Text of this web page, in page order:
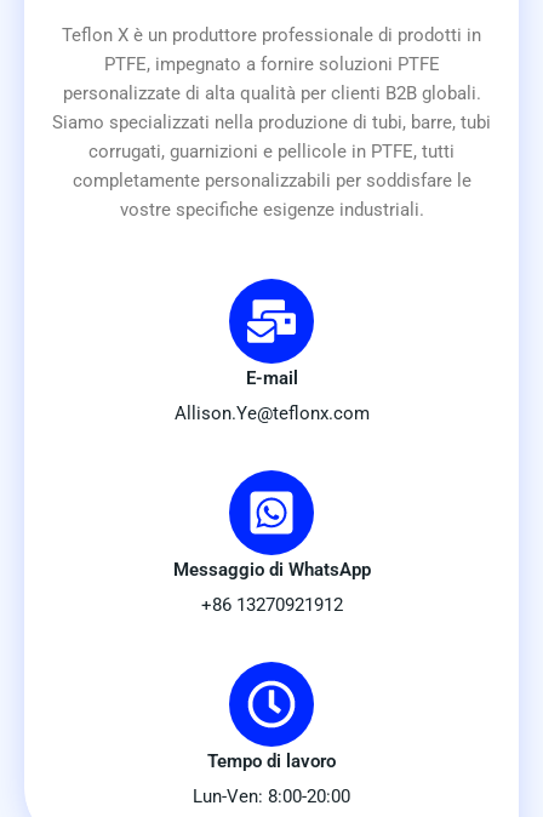
Teflon X è un produttore professionale di prodotti in
PTFE, impegnato a fornire soluzioni PTFE
personalizzate di alta qualità per clienti B2B globali.
Siamo specializzati nella produzione di tubi, barre, tubi
corrugati, guarnizioni e pellicole in PTFE, tutti
completamente personalizzabili per soddisfare le
vostre specifiche esigenze industriali.
E-mail
Allison.Ye@teflonx.com
Messaggio di WhatsApp
+86 13270921912
Tempo di lavoro
Lun-Ven: 8:00-20:00